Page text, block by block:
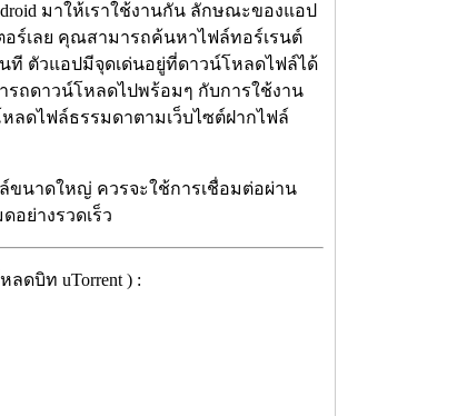
มาให้เราใช้งานกัน ลักษณะของแอป
ร์เลย คุณสามารถค้นหาไฟล์ทอร์เรนต์
ที ตัวแอปมีจุดเด่นอยู่ที่ดาวน์โหลดไฟล์ได้
ถดาวน์โหลดไปพร้อมๆ กับการใช้งาน
ลดไฟล์ธรรมดาตามเว็บไซต์ฝากไฟล์
ขนาดใหญ่ ควรจะใช้การเชื่อมต่อผ่าน
อย่างรวดเร็ว
ดบิท uTorrent ) :